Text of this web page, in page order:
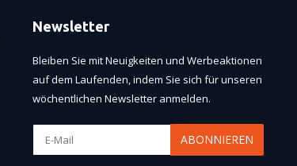
Newsletter
Bleiben Sie mit Neuigkeiten und Werbeaktionen
auf dem Laufenden, indem Sie sich für unseren
wöchentlichen Newsletter anmelden.
ABONNIEREN